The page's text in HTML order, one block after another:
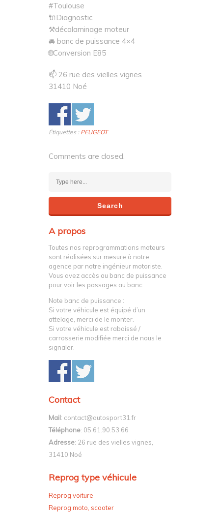
#Toulouse
🔌Diagnostic
⚒décalaminage moteur
🚘 banc de puissance 4×4
🌐Conversion E85
📫 26 rue des vielles vignes
31410 Noé
Étiquettes : PEUGEOT
Comments are closed.
A propos
Toutes nos reprogrammations moteurs
sont réalisées sur mesure à notre
agence par notre ingénieur motoriste.
Vous avez accès au banc de puissance
pour voir les passages au banc.
Note banc de puissance :
Si votre véhicule est équipé d’un
attelage, merci de le monter.
Si votre véhicule est rabaissé /
carrosserie modifiée merci de nous le
signaler.
Contact
Mail: contact@autosport31.fr
Téléphone: 05.61.90.53.66
Adresse: 26 rue des vielles vignes,
31410 Noé
Reprog type véhicule
Reprog voiture
Reprog moto, scooter